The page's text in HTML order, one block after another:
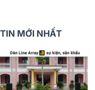
TIN MỚI NHẤT